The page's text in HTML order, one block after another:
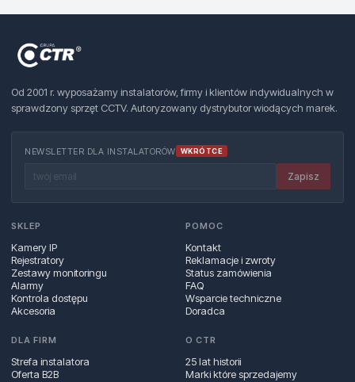
Od 2001 r. wyposażamy instalatorów, firmy i klientów indywidualnych w
sprawdzony sprzęt CCTV. Autoryzowany dystrybutor wiodących marek.
NEWSLETTER DLA INSTALATORÓW WKRÓTCE
Zapisz
SKLEP
Kamery IP
Rejestratory
Zestawy monitoringu
Alarmy
Kontrola dostępu
Akcesoria
POMOC
Kontakt
Reklamacje i zwroty
Status zamówienia
FAQ
Wsparcie techniczne
Doradca
DLA FIRM
Strefa instalatora
Oferta B2B
O CTR
25 lat historii
Marki które sprzedajemy